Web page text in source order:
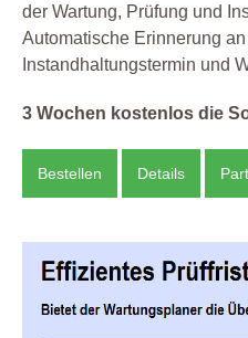
der Wartung, Prüfung und
Automatische Erinnerung
Instandhaltungstermin und
3 Wochen kostenlos die
Bestellen Details